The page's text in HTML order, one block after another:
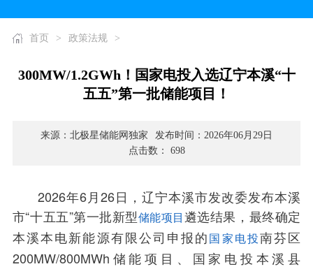
首页 > 政策法规 >
300MW/1.2GWh！国家电投入选辽宁本溪“十
五五”第一批储能项目！
来源：北极星储能网独家
发布时间：2026年06月29日
点击数： 698
2026年6月26日，辽宁本溪市发改委发布本溪
市“十五五”第一批新型储能项目遴选结果，最终确定
本溪本电新能源有限公司申报的国家电投南芬区
200MW/800MWh储能项目、国家电投本溪县